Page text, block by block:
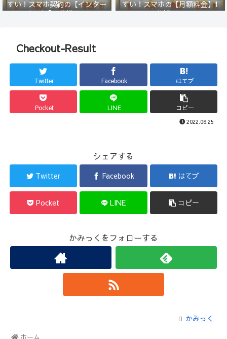
すい！スマホ契約の【インター
ネット】1分解説！
すい！スマホの【月額料金】1
分解説！
Checkout-Result
Twitter Facebook はてブ
Pocket LINE コピー
2022.06.25
シェアする
Twitter Facebook はてブ
Pocket LINE コピー
かみっくをフォローする
かみっく
ホーム